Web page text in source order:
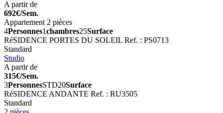
A partir de
692€/Sem.
Appartement 2 pièces
4Personnes1chambres25Surface
RéSIDENCE PORTES DU SOLEIL Ref. : PS0713
Standard
Studio
A partir de
315€/Sem.
3PersonnesSTD20Surface
RéSIDENCE ANDANTE Ref. : RU3505
Standard